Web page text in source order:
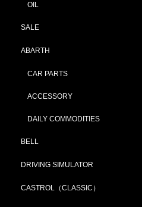
OIL
SALE
ABARTH
CAR PARTS
ACCESSORY
DAILY COMMODITIES
BELL
DRIVING SIMULATOR
CASTROL（CLASSIC）